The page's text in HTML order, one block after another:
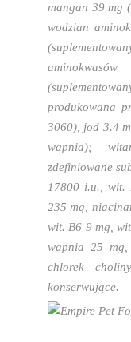
mangan 39 mg
wodzian
produkowana
3060), jod 3.4
wapnia);
zdefiniowane
17800 i.u., wit.
235 mg,
wit. B6 9 mg,
wapnia 25
chlorek
konserwujące.